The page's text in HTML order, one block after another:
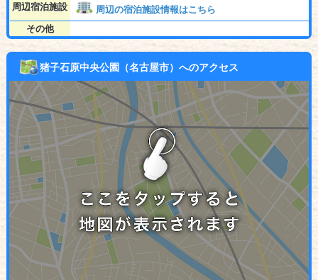
周辺宿泊施設
周辺の宿泊施設情報はこちら
その他
猪子石原中央公園（名古屋市）へのアクセス